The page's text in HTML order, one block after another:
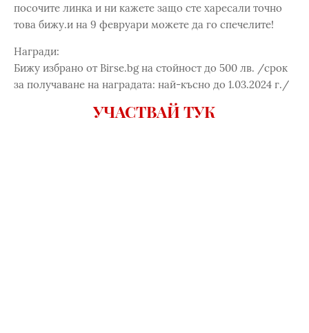
посочите линка и ни кажете защо сте харесали точно
това бижу.и на 9 февруари можете да го спечелите!
Награди:
Бижу избрано от Birse.bg на стойност до 500 лв. /срок
за получаване на наградата: най-късно до 1.03.2024 г./
УЧАСТВАЙ ТУК